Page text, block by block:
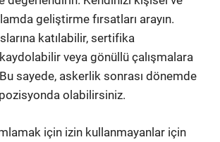
geliştirme fırsatları arayın.
katılabilir, sertifika
veya gönüllü çalışmalara
sayede, askerlik sonrası dönemde
olabilirsiniz.
için izin kullanmayanlar için